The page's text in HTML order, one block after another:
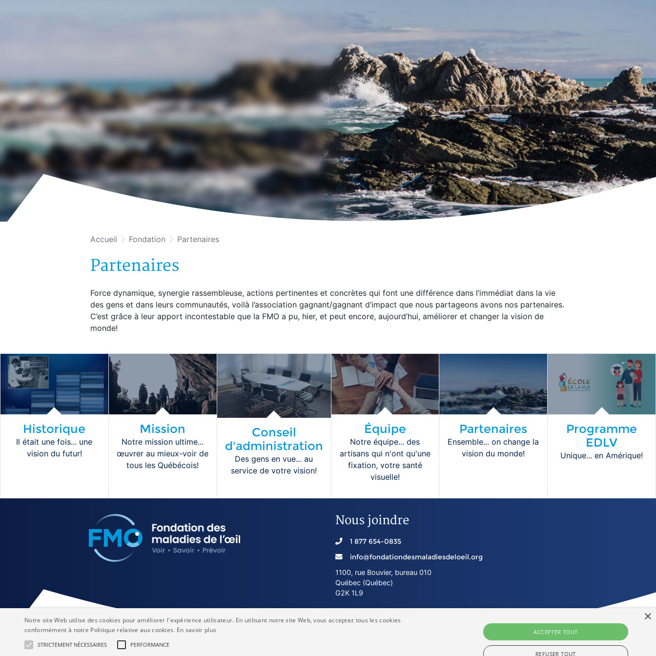
Accueil Fondation Partenaires
Partenaires
Force dynamique, synergie rassembleuse, actions pertinentes et concrètes qui font une différence dans l’immédiat dans la vie
des gens et dans leurs communautés, voilà l’association gagnant/gagnant d’impact que nous partageons avons nos partenaires.
C’est grâce à leur apport incontestable que la FMO a pu, hier, et peut encore, aujourd’hui, améliorer et changer la vision de
monde!
Historique
Il était une fois... une
vision du futur!
Mission
Notre mission ultime...
œuvrer au mieux-voir de
tous les Québécois!
Conseil
d'administration
Des gens en vue... au
service de votre vision!
Équipe
Notre équipe... des
artisans qui n'ont qu'une
fixation, votre santé
visuelle!
Partenaires
Ensemble... on change la
vision du monde!
Programme
EDLV
Unique... en Amérique!
Nous joindre
1 877 654-0835
info@fondationdesmaladiesdeloeil.org
1100, rue Bouvier, bureau 010
Québec (Québec)
G2K 1L9
FacebookYouTubeTwitter
×
Notre site Web utilise des cookies pour améliorer l'expérience utilisateur. En utilisant notre site Web, vous acceptez tous les cookies
conformément à notre Politique relative aux cookies. En savoir plus
STRICTEMENT NÉCESSAIRES PERFORMANCE
ACCEPTER TOUT
REFUSER TOUT